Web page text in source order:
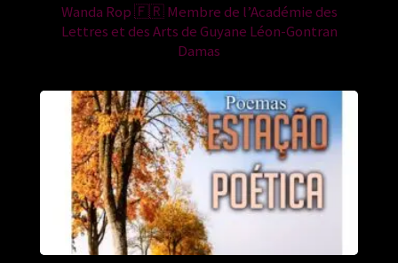
Wanda Rop 🇫🇷 Membre de l’Académie des
Lettres et des Arts de Guyane Léon-Gontran
Damas